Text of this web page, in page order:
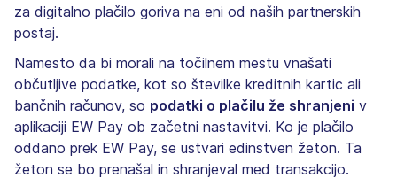
za digitalno plačilo goriva na eni od naših partnerskih
postaj.
Namesto da bi morali na točilnem mestu vnašati
občutljive podatke, kot so številke kreditnih kartic ali
bančnih računov, so podatki o plačilu že shranjeni v
aplikaciji EW Pay ob začetni nastavitvi. Ko je plačilo
oddano prek EW Pay, se ustvari edinstven žeton. Ta
žeton se bo prenašal in shranjeval med transakcijo.